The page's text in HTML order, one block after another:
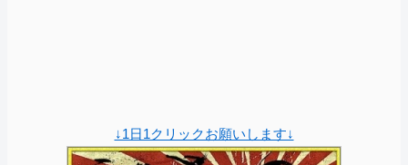
↓1日1クリックお願いします↓